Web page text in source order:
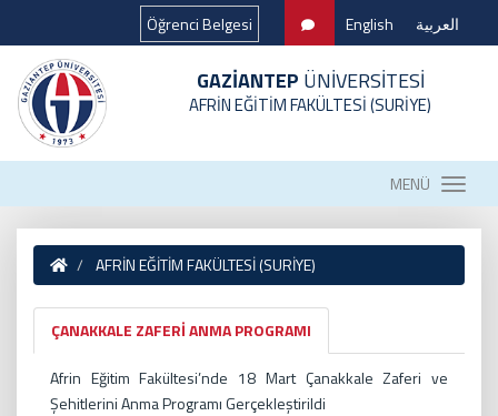
Öğrenci Belgesi English العربية
GAZİANTEP ÜNİVERSİTESİ
AFRİN EĞİTİM FAKÜLTESİ (SURİYE)
MENÜ
AFRİN EĞİTİM FAKÜLTESİ (SURİYE)
ÇANAKKALE ZAFERİ ANMA PROGRAMI
Afrin Eğitim Fakültesi’nde 18 Mart Çanakkale Zaferi ve
Şehitlerini Anma Programı Gerçekleştirildi